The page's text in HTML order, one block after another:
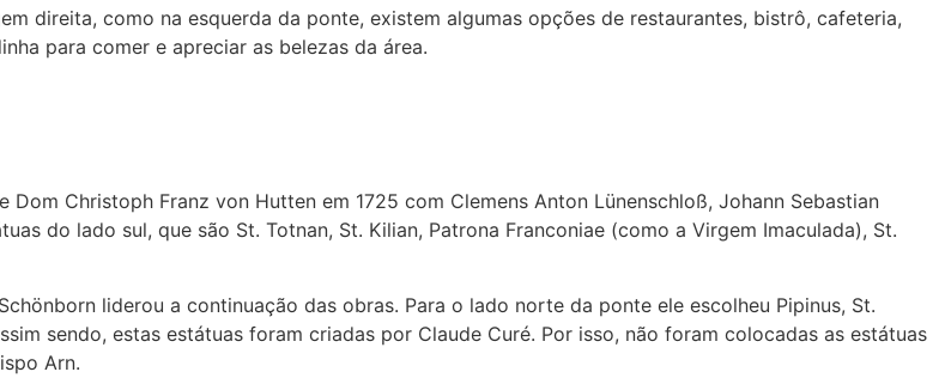
direita, como na esquerda da ponte, existem algumas opções de restaurantes, bistrô, cafeteria,
para comer e apreciar as belezas da área.
Christoph Franz von Hutten em 1725 com Clemens Anton Lünenschloß, Johann Sebastian
do lado sul, que são St. Totnan, St. Kilian, Patrona Franconiae (como a Virgem Imaculada), St.
liderou a continuação das obras. Para o lado norte da ponte ele escolheu Pipinus, St.
sendo, estas estátuas foram criadas por Claude Curé. Por isso, não foram colocadas as estátuas
Arn.